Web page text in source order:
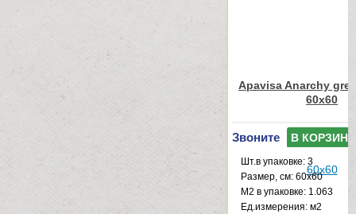
Apavisa Anarchy
60x60
Звоните В КОРЗИНУ
Шт.в упаковке: 3
Размер, см: 60x60
М2 в упаковке: 1.063
Ед.измерения: м2